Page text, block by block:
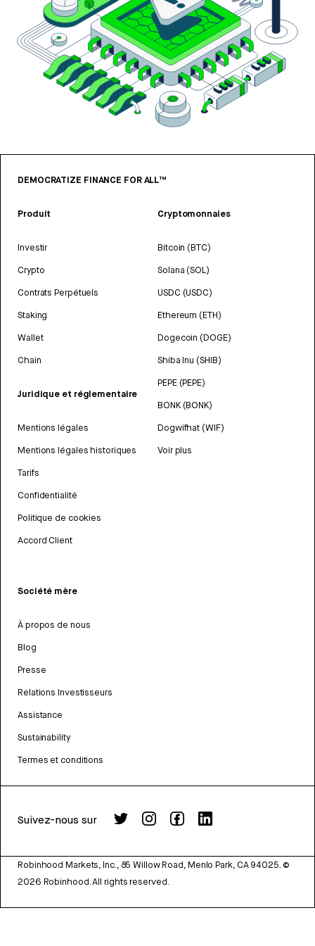
DEMOCRATIZE FINANCE FOR ALL™
Produit
Investir
Crypto
Contrats Perpétuels
Staking
Wallet
Chain
Juridique et réglementaire
Mentions légales
Mentions légales historiques
Tarifs
Confidentialité
Politique de cookies
Accord Client
Cryptomonnaies
Bitcoin (BTC)
Solana (SOL)
USDC (USDC)
Ethereum (ETH)
Dogecoin (DOGE)
Shiba Inu (SHIB)
PEPE (PEPE)
BONK (BONK)
Dogwifhat (WIF)
Voir plus
Société mère
À propos de nous
Blog
Presse
Relations Investisseurs
Assistance
Sustainability
Termes et conditions
Suivez-nous sur
Robinhood Markets, Inc., 85 Willow Road, Menlo Park, CA 94025. ©
2026 Robinhood. All rights reserved.